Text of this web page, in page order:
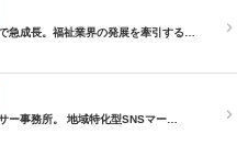
急成長。福祉業界の発展を牽引する…
ー事務所。 地域特化型SNSマー…